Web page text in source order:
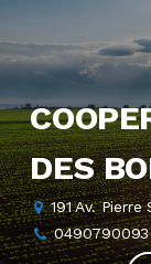
DES
191 Av.
0490790093